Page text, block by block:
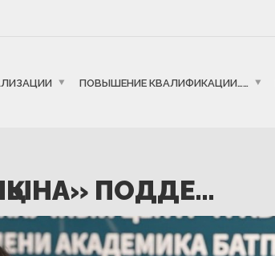
ПОВЫШЕНИЕ КВАЛИФИКАЦИИ……
ПОДДЕ…